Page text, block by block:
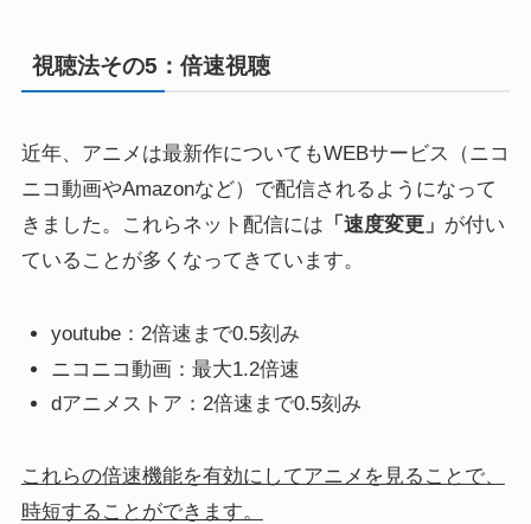
視聴法その5：倍速視聴
近年、アニメは最新作についてもWEBサービス（ニコ
ニコ動画やAmazonなど）で配信されるようになって
きました。これらネット配信には 「速度変更」 が付い
ていることが多くなってきています。
youtube：2倍速まで0.5刻み
ニコニコ動画：最大1.2倍速
dアニメストア：2倍速まで0.5刻み
これらの倍速機能を有効にしてアニメを見ることで、
時短することができます。